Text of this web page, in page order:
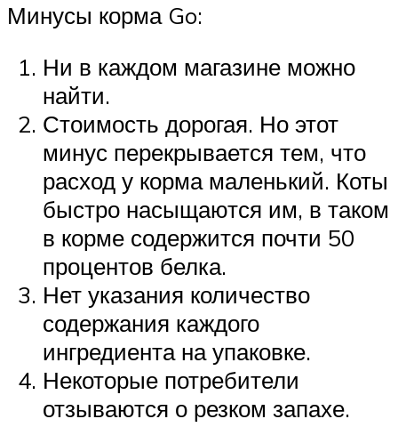
Минусы корма Go:
Ни в каждом магазине можно
найти.
Стоимость дорогая. Но этот
минус перекрывается тем, что
расход у корма маленький. Коты
быстро насыщаются им, в таком
в корме содержится почти 50
процентов белка.
Нет указания количество
содержания каждого
ингредиента на упаковке.
Некоторые потребители
отзываются о резком запахе.